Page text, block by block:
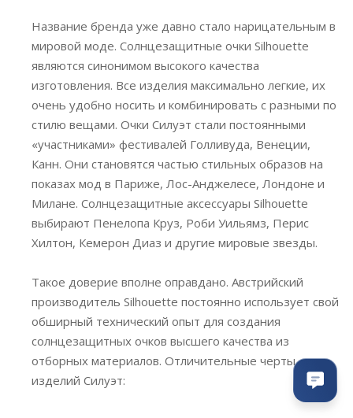
Название бренда уже давно стало нарицательным в
мировой моде. Солнцезащитные очки Silhouette
являются синонимом высокого качества
изготовления. Все изделия максимально легкие, их
очень удобно носить и комбинировать с разными по
стилю вещами. Очки Силуэт стали постоянными
«участниками» фестивалей Голливуда, Венеции,
Канн. Они становятся частью стильных образов на
показах мод в Париже, Лос-Анджелесе, Лондоне и
Милане. Солнцезащитные аксессуары Silhouette
выбирают Пенелопа Круз, Роби Уильямз, Перис
Хилтон, Кемерон Диаз и другие мировые звезды.
Такое доверие вполне оправдано. Австрийский
производитель Silhouette постоянно использует свой
обширный технический опыт для создания
солнцезащитных очков высшего качества из
отборных материалов. Отличительные черты
изделий Силуэт: